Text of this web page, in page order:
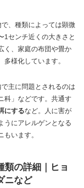
、種類によっては顕微
1センチ近くの大きさと
く、家庭の布団や畳か
様化しています。
主に問題とされるのは
科」などです。共通す
にするなど。人に害が
うにアレルゲンとなる
います。
類の詳細｜ヒョ
ニなど